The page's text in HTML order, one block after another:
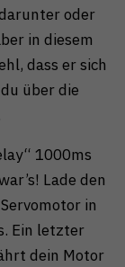
oder
in diesem
dass er sich
über die
1000ms
Lade den
in
Ein letzter
dein Motor